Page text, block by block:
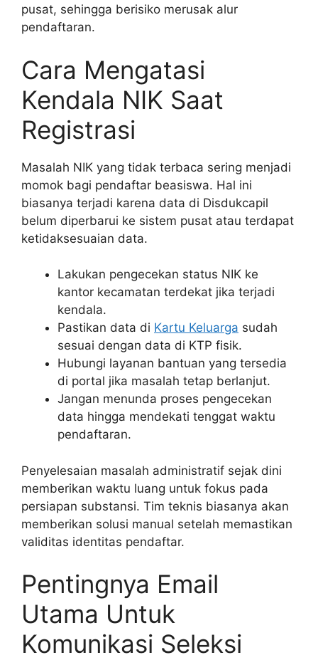
pusat, sehingga berisiko merusak alur
pendaftaran.
Cara Mengatasi
Kendala NIK Saat
Registrasi
Masalah NIK yang tidak terbaca sering menjadi
momok bagi pendaftar beasiswa. Hal ini
biasanya terjadi karena data di Disdukcapil
belum diperbarui ke sistem pusat atau terdapat
ketidaksesuaian data.
Lakukan pengecekan status NIK ke
kantor kecamatan terdekat jika terjadi
kendala.
Pastikan data di Kartu Keluarga sudah
sesuai dengan data di KTP fisik.
Hubungi layanan bantuan yang tersedia
di portal jika masalah tetap berlanjut.
Jangan menunda proses pengecekan
data hingga mendekati tenggat waktu
pendaftaran.
Penyelesaian masalah administratif sejak dini
memberikan waktu luang untuk fokus pada
persiapan substansi. Tim teknis biasanya akan
memberikan solusi manual setelah memastikan
validitas identitas pendaftar.
Pentingnya Email
Utama Untuk
Komunikasi Seleksi